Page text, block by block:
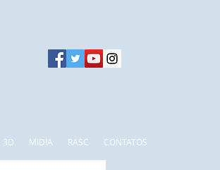
3D MIDIA RASC CONTATOS